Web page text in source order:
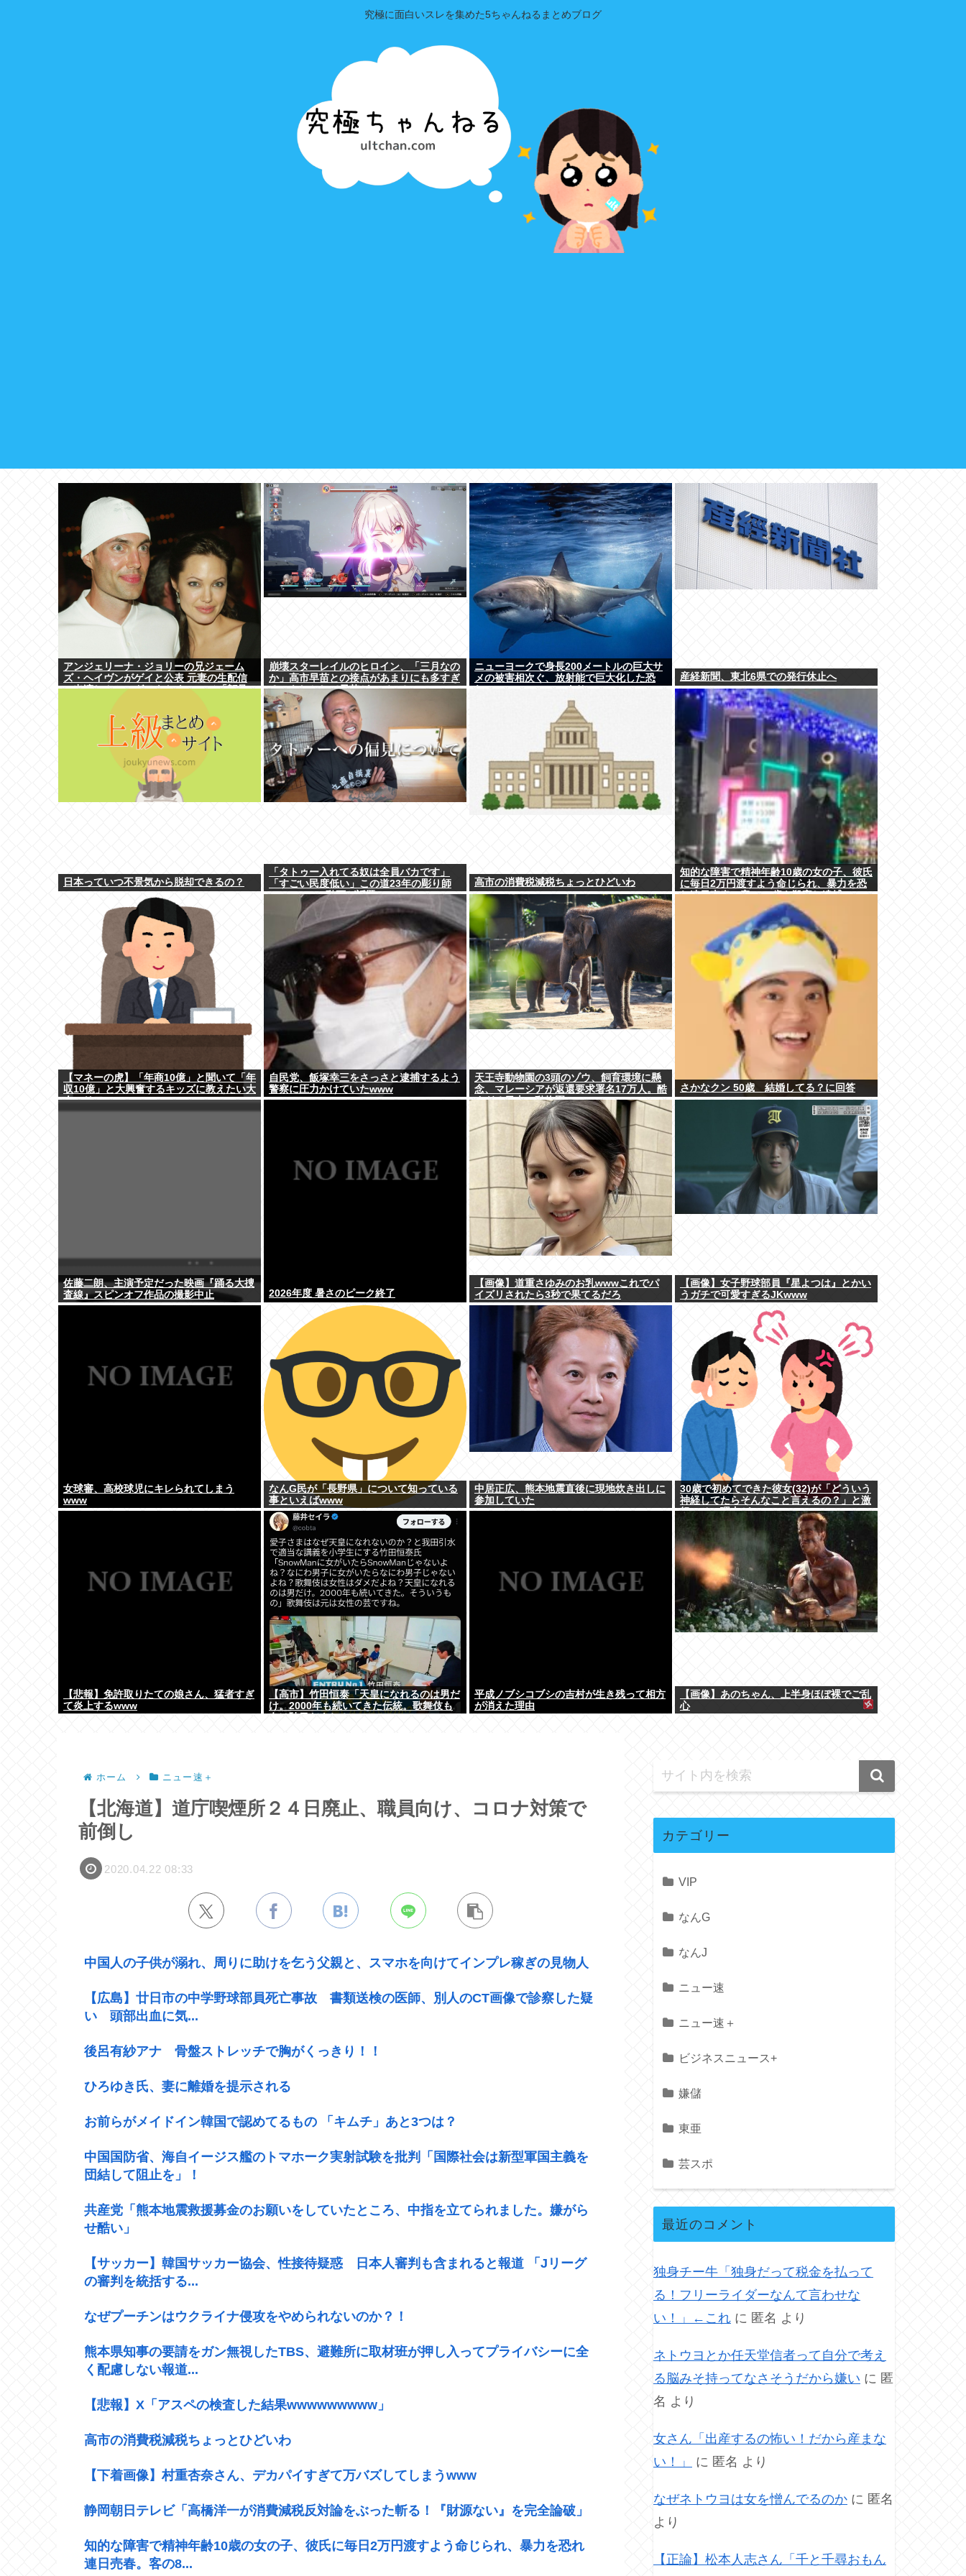
究極に面白いスレを集めた5ちゃんねるまとめブログ
アンジェリーナ・ジョリーの兄ジェーム
ズ・ヘイヴンがゲイと公表 元妻の生配信
に出演しカミングアウト ヤフコメ「顔見
崩壊スターレイルのヒロイン、「三月なの
か」高市早苗との接点があまりにも多すぎ
る。もしかして早苗がモデル？
ニューヨークで身長200メートルの巨大サ
メの被害相次ぐ、放射能で巨大化した恐
産経新聞、東北6県での発行休止へ
日本っていつ不景気から脱却できるの？
「タトゥー入れてる奴は全員バカです」
「すごい民度低い」この道23年の彫り師
YouTuberの動画が話題
高市の消費税減税ちょっとひどいわ
知的な障害で精神年齢10歳の女の子、彼氏
に毎日2万円渡すよう命じられ、暴力を恐
れ連日売春。客の82歳を殺害し逮捕
【マネーの虎】「年商10億」と聞いて「年
収10億」と大興奮するキッズに教えたい大
人のリアル
自民党、飯塚幸三をさっさと逮捕するよう
警察に圧力かけていたwww
天王寺動物園の3頭のゾウ、飼育環境に懸
念、マレーシアが返還要求署名17万人。酷
すぎる日本の動物園
さかなクン 50歳 結婚してる？に回答
佐藤二朗、主演予定だった映画『踊る大捜
査線』スピンオフ作品の撮影中止
2026年度 暑さのピーク終了
【画像】道重さゆみのお乳wwwこれでパ
イズリされたら3秒で果てるだろ
【画像】女子野球部員『星よつは』とかい
うガチで可愛すぎるJKwww
女球審、高校球児にキレられてしまう
www
なんG民が「長野県」について知っている
事といえばwww
中居正広、熊本地震直後に現地炊き出しに
参加していた
30歳で初めてできた彼女(32)が「どういう
神経してたらそんなこと言えるの？」と激
怒、その理由がｗｗｗ
【悲報】免許取りたての娘さん、猛者すぎ
て炎上するwww
【高市】竹田恒泰「天皇になれるのは男だ
け。2000年も続いてきた伝統。歌舞伎も
平成ノブシコブシの吉村が生き残って相方
が消えた理由
【画像】あのちゃん、上半身ほぼ裸でご乱
心
ホーム ニュー速＋
【北海道】道庁喫煙所２４日廃止、職員向け、コロナ対策で
前倒し
2020.04.22 08:33
中国人の子供が溺れ、周りに助けを乞う父親と、スマホを向けてインプレ稼ぎの見物人
【広島】廿日市の中学野球部員死亡事故 書類送検の医師、別人のCT画像で診察した疑
い 頭部出血に気...
後呂有紗アナ 骨盤ストレッチで胸がくっきり！！
ひろゆき氏、妻に離婚を提示される
お前らがメイドイン韓国で認めてるもの 「キムチ」あと3つは？
中国国防省、海自イージス艦のトマホーク実射試験を批判「国際社会は新型軍国主義を
団結して阻止を」！
共産党「熊本地震救援募金のお願いをしていたところ、中指を立てられました。嫌がら
せ酷い」
【サッカー】韓国サッカー協会、性接待疑惑 日本人審判も含まれると報道 「Jリーグ
の審判を統括する...
なぜプーチンはウクライナ侵攻をやめられないのか？！
熊本県知事の要請をガン無視したTBS、避難所に取材班が押し入ってプライバシーに全
く配慮しない報道...
【悲報】X「アスペの検査した結果wwwwwwwww」
高市の消費税減税ちょっとひどいわ
【下着画像】村重杏奈さん、デカパイすぎて万バズしてしまうwww
静岡朝日テレビ「高橋洋一が消費減税反対論をぶった斬る！『財源ない』を完全論破」
知的な障害で精神年齢10歳の女の子、彼氏に毎日2万円渡すよう命じられ、暴力を恐れ
連日売春。客の8...
カテゴリー
VIP
なんG
なんJ
ニュー速
ニュー速＋
ビジネスニュース+
嫌儲
東亜
芸スポ
最近のコメント
独身チー牛「独身だって税金を払って
る！フリーライダーなんて言わせな
い！」←これ に 匿名 より
ネトウヨとか任天堂信者って自分で考え
る脳みそ持ってなさそうだから嫌い に 匿
名 より
女さん「出産するの怖い！だから産まな
い！」
に 匿名 より
なぜネトウヨは女を憎んでるのか に 匿名
より
【正論】松本人志さん「千と千尋おもん